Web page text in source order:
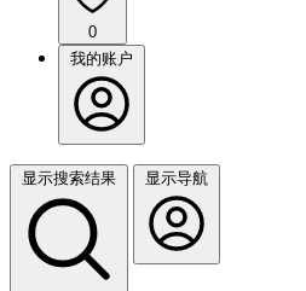
0
我的账户
显示搜索结果 显示导航